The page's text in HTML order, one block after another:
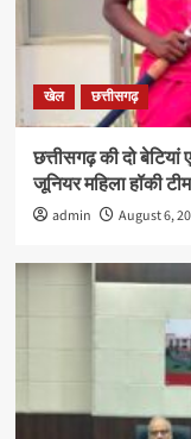
खेल छत्तीसगढ़
छत्तीसगढ़ की दो बेटियां
जूनियर महिला हॉकी
admin August 6,